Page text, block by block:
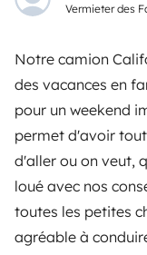
Vermieter des
Notre camion
des vacances en
pour un weekend
permet d'avoir
d'aller ou on veut,
loué avec nos
toutes les petites
agréable à
Mietversicherung
Mietpannenhilfe
Hilfe für Vermieter
Sichere